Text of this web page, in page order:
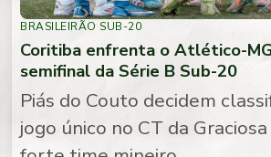
BRASILEIRÃO SUB-20
Coritiba enfrenta o Atlético-
semifinal da Série B Sub-20
Piás do Couto decidem
jogo único no CT da